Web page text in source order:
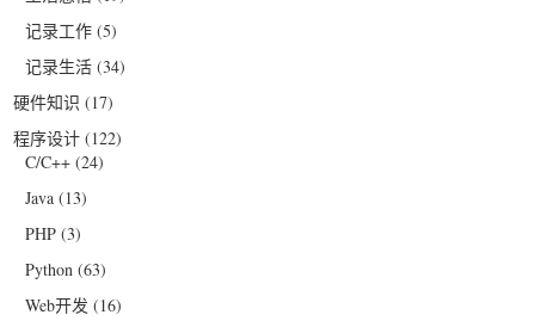
记录工作 (5)
记录生活 (34)
硬件知识 (17)
程序设计 (122)
C/C++ (24)
Java (13)
PHP (3)
Python (63)
Web开发 (16)